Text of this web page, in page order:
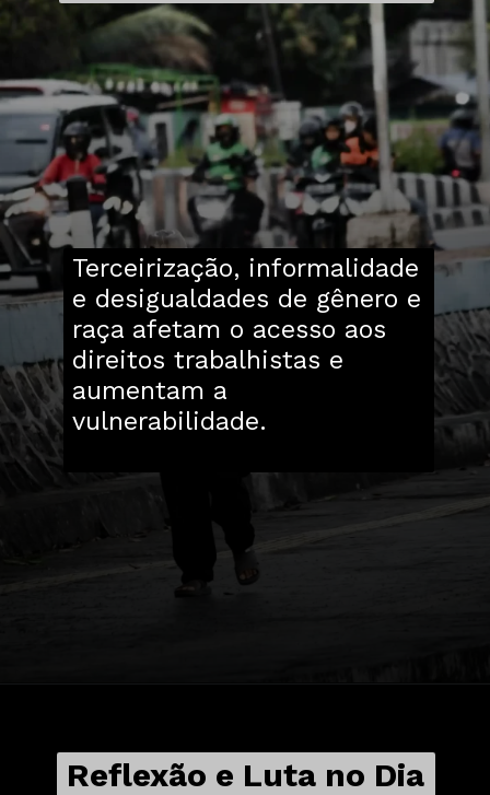
Terceirização, informalidade
e desigualdades de gênero e
raça afetam o acesso aos
direitos trabalhistas e
aumentam a
vulnerabilidade.
Reflexão e Luta no Dia